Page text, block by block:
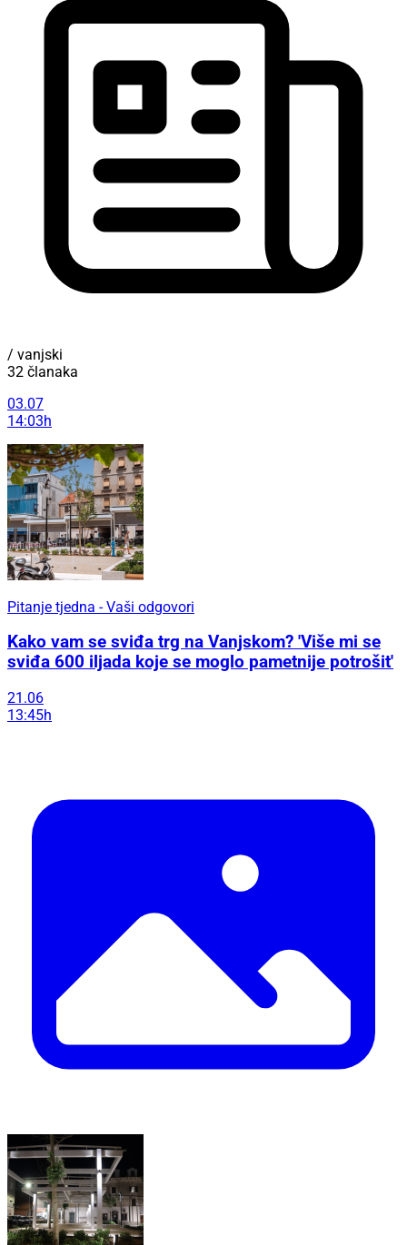
/ vanjski
32 članaka
03.07
14:03h
Pitanje tjedna - Vaši odgovori
Kako vam se sviđa trg na Vanjskom? 'Više mi se
sviđa 600 iljada koje se moglo pametnije potrošit'
21.06
13:45h